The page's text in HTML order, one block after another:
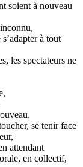
soient à nouveau
à tout
les spectateurs ne
se tenir face
attendant
en collectif,